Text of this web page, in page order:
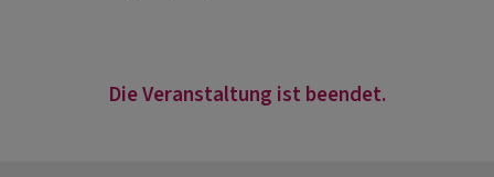
Die Veranstaltung ist beendet.